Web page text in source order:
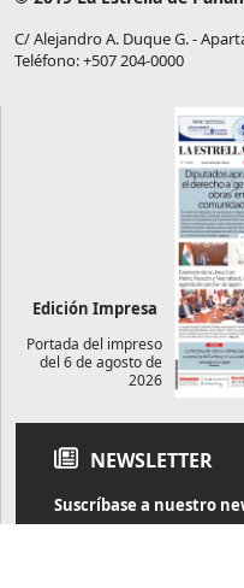
C/ Alejandro A. Duque G. -
Teléfono: +507 204-0000
Edición Impresa
Portada del impreso
del 6 de agosto de
2026
NEWSLETTER
Suscríbase a nuestro
Reciba diariamente